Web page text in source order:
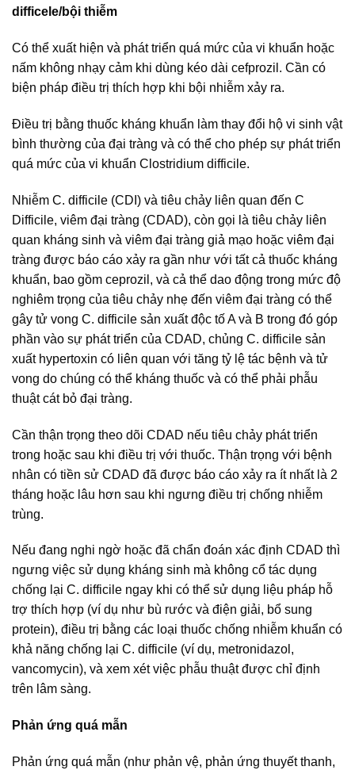
difficele/bội thiễm
Có thể xuất hiện và phát triển quá mức của vi khuẩn hoặc
nấm không nhạy cảm khi dùng kéo dài cefprozil. Cần có
biện pháp điều trị thích hợp khi bội nhiễm xảy ra.
Điều trị bằng thuốc kháng khuẩn làm thay đổi hộ vi sinh vật
bình thường của đại tràng và có thể cho phép sự phát triển
quá mức của vi khuẩn Clostridium difficile.
Nhiễm C. difficile (CDI) và tiêu chảy liên quan đến C
Difficile, viêm đại tràng (CDAD), còn gọi là tiêu chảy liên
quan kháng sinh và viêm đại tràng giả mạo hoặc viêm đại
tràng được báo cáo xảy ra gần như với tất cả thuốc kháng
khuẩn, bao gồm ceprozil, và cả thể dao động trong mức độ
nghiêm trọng của tiêu chảy nhẹ đến viêm đại tràng có thể
gây tử vong C. difficile sản xuất độc tố A và B trong đó góp
phần vào sự phát triển của CDAD, chủng C. difficile sản
xuất hypertoxin có liên quan với tăng tỷ lệ tác bệnh và tử
vong do chúng có thể kháng thuốc và có thể phải phẫu
thuật cát bỏ đại tràng.
Cần thận trọng theo dõi CDAD nếu tiêu chảy phát triển
trong hoặc sau khi điều trị với thuốc. Thận trọng với bệnh
nhân có tiền sử CDAD đã được báo cáo xảy ra ít nhất là 2
tháng hoặc lâu hơn sau khi ngưng điều trị chống nhiễm
trùng.
Nếu đang nghi ngờ hoặc đã chẩn đoán xác định CDAD thì
ngưng việc sử dụng kháng sinh mà không cổ tác dụng
chống lại C. difficile ngay khi có thể sử dụng liệu pháp hỗ
trợ thích hợp (ví dụ như bù rước và điện giải, bổ sung
protein), điều trị bằng các loại thuốc chống nhiễm khuẩn có
khả năng chống lại C. difficile (ví dụ, metronidazol,
vancomycin), và xem xét việc phẫu thuật được chỉ định
trên lâm sàng.
Phản ứng quá mẫn
Phản ứng quá mẫn (như phản vệ, phản ứng thuyết thanh,